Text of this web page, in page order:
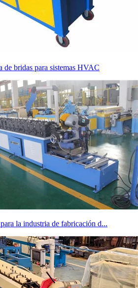
de bridas para sistemas HVAC
la industria de fabricación d...